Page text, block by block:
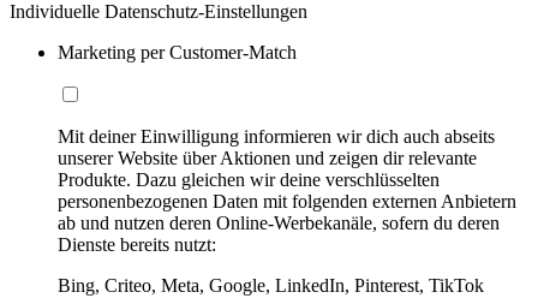
Individuelle Datenschutz-Einstellungen
Marketing per Customer-Match
Mit deiner Einwilligung informieren wir dich auch abseits
unserer Website über Aktionen und zeigen dir relevante
Produkte. Dazu gleichen wir deine verschlüsselten
personenbezogenen Daten mit folgenden externen Anbietern
ab und nutzen deren Online-Werbekanäle, sofern du deren
Dienste bereits nutzt:
Bing, Criteo, Meta, Google, LinkedIn, Pinterest, TikTok